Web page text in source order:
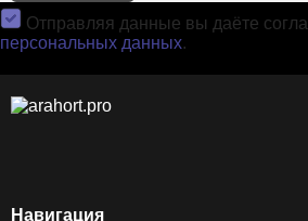
Отправляя данные вы даёте
персональных данных.
Навигация